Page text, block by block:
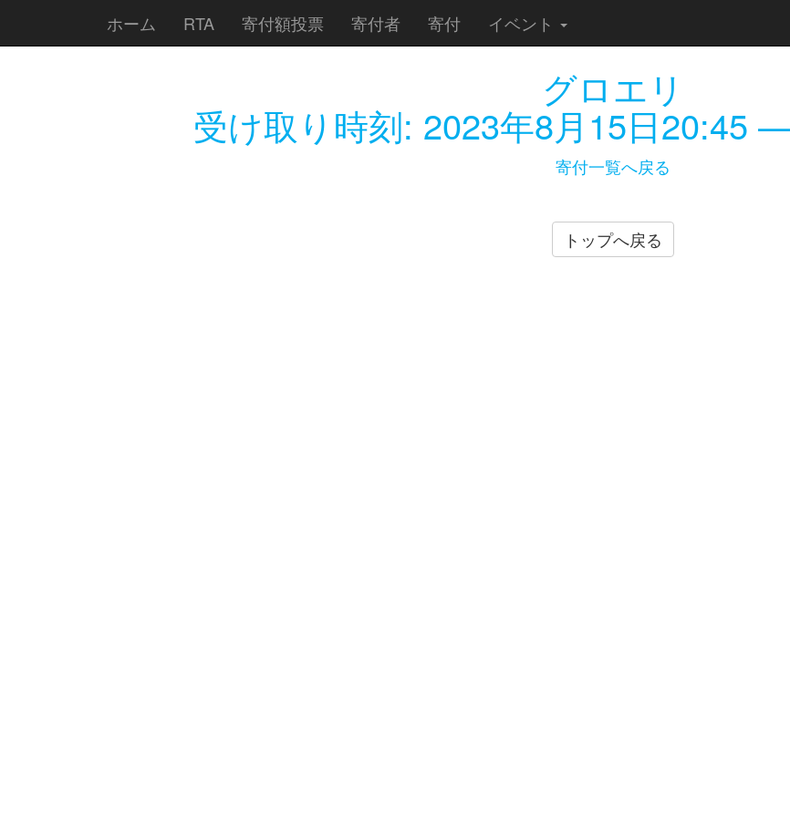
ホーム RTA 寄付額投票 寄付者 寄付 イベント
グロエリ
受け取り時刻: 2023年8月15日20:45 —
寄付一覧へ戻る
トップへ戻る